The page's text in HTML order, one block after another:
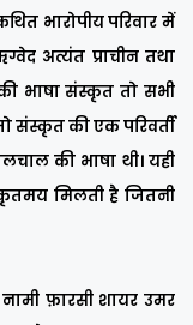
भारोपीय परिवार में
अत्यंत प्राचीन तथा
भाषा संस्कृत तो सभी
संस्कृत की एक परिवर्ती
की भाषा थी। यही
मिलती है जितनी
फ़ारसी शायर उमर